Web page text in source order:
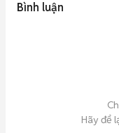
Bình luận
Hãy để